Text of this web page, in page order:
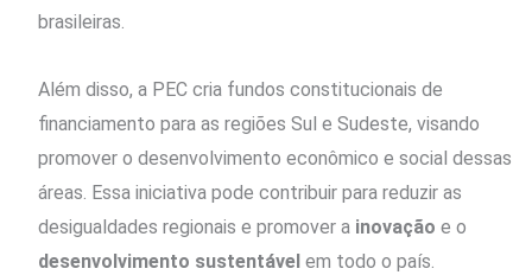
brasileiras.
Além disso, a PEC cria fundos constitucionais de
financiamento para as regiões Sul e Sudeste, visando
promover o desenvolvimento econômico e social dessas
áreas. Essa iniciativa pode contribuir para reduzir as
desigualdades regionais e promover a inovação e o
desenvolvimento sustentável em todo o país.